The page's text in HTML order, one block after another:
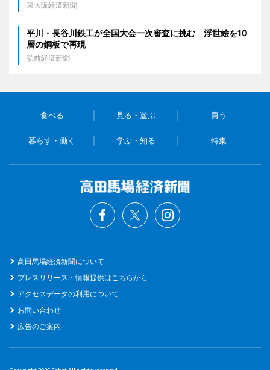
東大阪経済新聞
平川・長谷川鉄工が全国大会一次審査に挑む 浮世絵を10
層の鋼板で再現
弘前経済新聞
食べる 見る・遊ぶ 買う
暮らす・働く 学ぶ・知る 特集
高田馬場経済新聞について
プレスリリース・情報提供はこちらから
アクセスデータの利用について
お問い合わせ
広告のご案内